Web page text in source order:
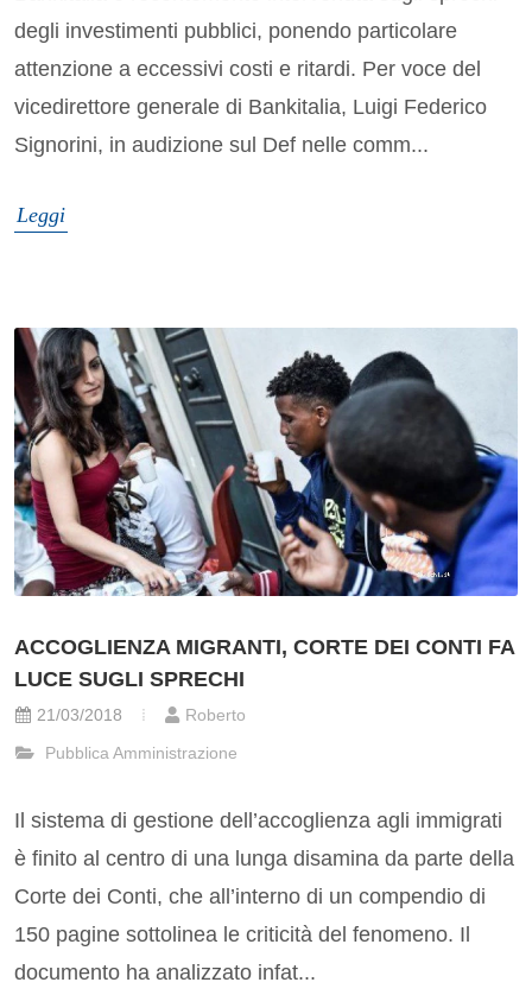
degli investimenti pubblici, ponendo particolare
attenzione a eccessivi costi e ritardi. Per voce del
vicedirettore generale di Bankitalia, Luigi Federico
Signorini, in audizione sul Def nelle comm...
Leggi
ACCOGLIENZA MIGRANTI, CORTE DEI CONTI FA
LUCE SUGLI SPRECHI
21/03/2018
Roberto
Pubblica Amministrazione
Il sistema di gestione dell’accoglienza agli immigrati
è finito al centro di una lunga disamina da parte della
Corte dei Conti, che all’interno di un compendio di
150 pagine sottolinea le criticità del fenomeno. Il
documento ha analizzato infat...